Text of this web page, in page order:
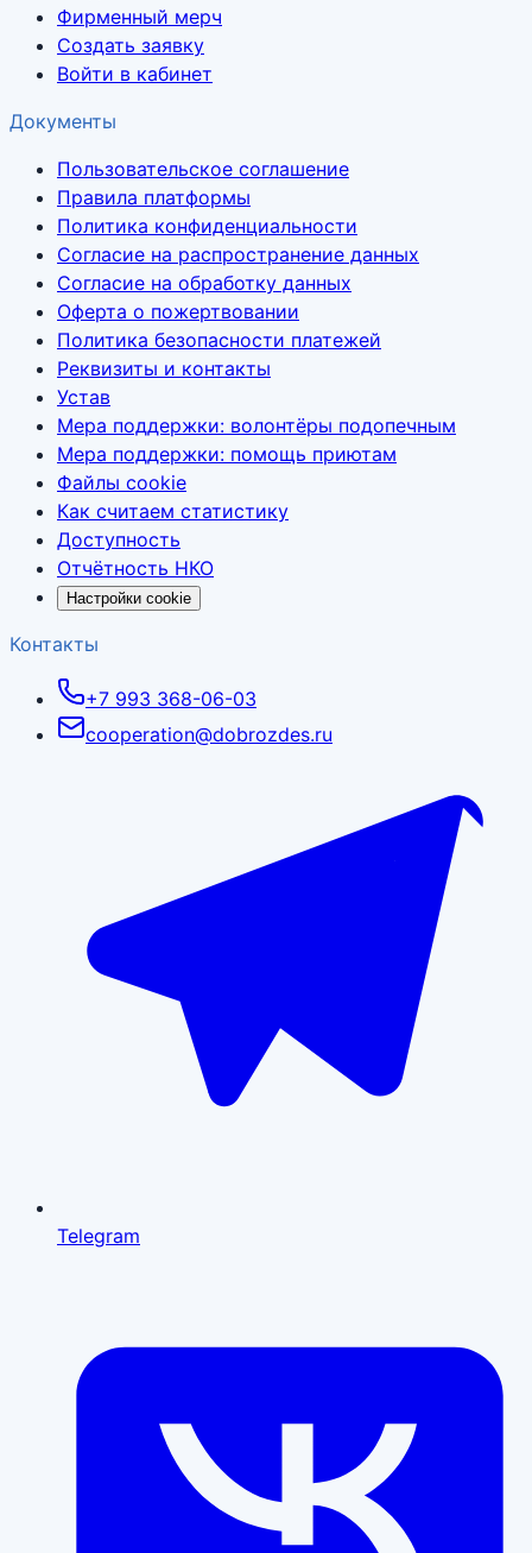
Фирменный мерч
Создать заявку
Войти в кабинет
Документы
Пользовательское соглашение
Правила платформы
Политика конфиденциальности
Согласие на распространение данных
Согласие на обработку данных
Оферта о пожертвовании
Политика безопасности платежей
Реквизиты и контакты
Устав
Мера поддержки: волонтёры подопечным
Мера поддержки: помощь приютам
Файлы cookie
Как считаем статистику
Доступность
Отчётность НКО
Настройки cookie
Контакты
+7 993 368-06-03
cooperation@dobrozdes.ru
Telegram